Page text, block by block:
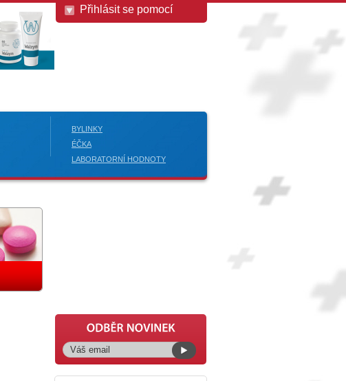
Přihlásit se pomocí
BYLINKY
ÉČKA
LABORATORNÍ HODNOTY